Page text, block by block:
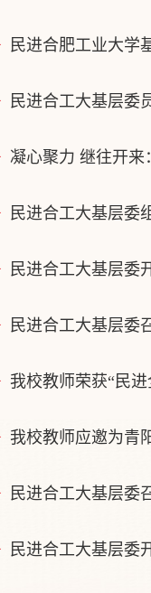
民进合肥工业大学
民进合工大基层委
凝心聚力 继往开
民进合工大基层委
民进合工大基层委
民进合工大基层委
我校教师荣获“民
我校教师应邀为青
民进合工大基层委
民进合工大基层委